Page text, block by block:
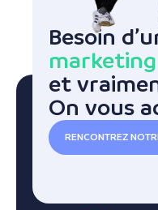
Besoin
marketing
et
On vous
RENCONTREZ